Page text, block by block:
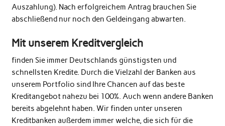
Auszahlung). Nach erfolgreichem Antrag brauchen Sie
abschließend nur noch den Geldeingang abwarten.
Mit unserem Kreditvergleich
finden Sie immer Deutschlands günstigsten und
schnellsten Kredite. Durch die Vielzahl der Banken aus
unserem Portfolio sind Ihre Chancen auf das beste
Kreditangebot nahezu bei 100%. Auch wenn andere Banken
bereits abgelehnt haben. Wir finden unter unseren
Kreditbanken außerdem immer welche, die sich für die